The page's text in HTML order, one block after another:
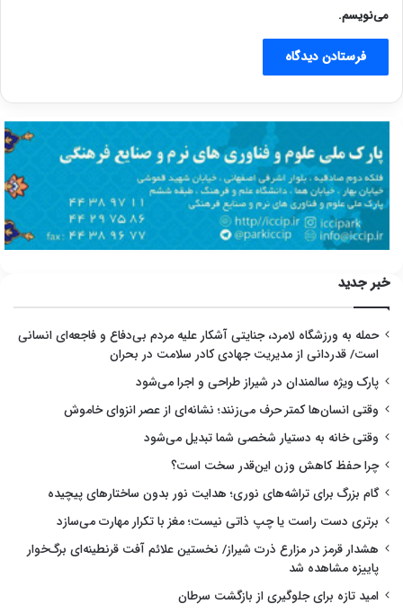
می‌نویسم.
خبر جدید
حمله به ورزشگاه لامرد، جنایتی آشکار علیه مردم بی‌دفاع و فاجعه‌ای انسانی
است/ قدردانی از مدیریت جهادی کادر سلامت در بحران
پارک ویژه سالمندان در شیراز طراحی و اجرا می‌شود
وقتی انسان‌ها کمتر حرف می‌زنند؛ نشانه‌ای از عصر انزوای خاموش
وقتی خانه به دستیار شخصی شما تبدیل می‌شود
چرا حفظ کاهش وزن این‌قدر سخت است؟
گام بزرگ برای تراشه‌های نوری؛ هدایت نور بدون ساختارهای پیچیده
برتری دست راست یا چپ ذاتی نیست؛ مغز با تکرار مهارت می‌سازد
هشدار قرمز در مزارع ذرت شیراز/ نخستین علائم آفت قرنطینه‌ای برگ‌خوار
پاییزه مشاهده شد
امید تازه برای جلوگیری از بازگشت سرطان